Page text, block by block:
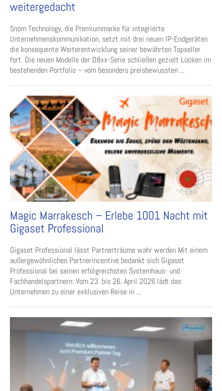
weitergedacht
Snom Technology, die Premiummarke für integrierte
Unternehmenskommunikation, setzt mit drei neuen IP-Endgeräten
die konsequente Weiterentwicklung seiner bewährten Topseller
fort. Die neuen Modelle der D8xx-Serie schließen gezielt Lücken im
bestehenden Portfolio – vom besonders preisbewussten ...
Magic Marrakesch – Erlebe 1001 Nacht mit
Gigaset Professional
Gigaset Professional lässt Partnerträume wahr werden Mit einem
außergewöhnlichen Partnerincentive bedankt sich Gigaset
Professional bei seinen erfolgreichsten Systemhaus- und
Fachhandelspartnern: Vom 23. bis 26. April 2026 lädt das
Unternehmen zu einer exklusiven Reise in ...